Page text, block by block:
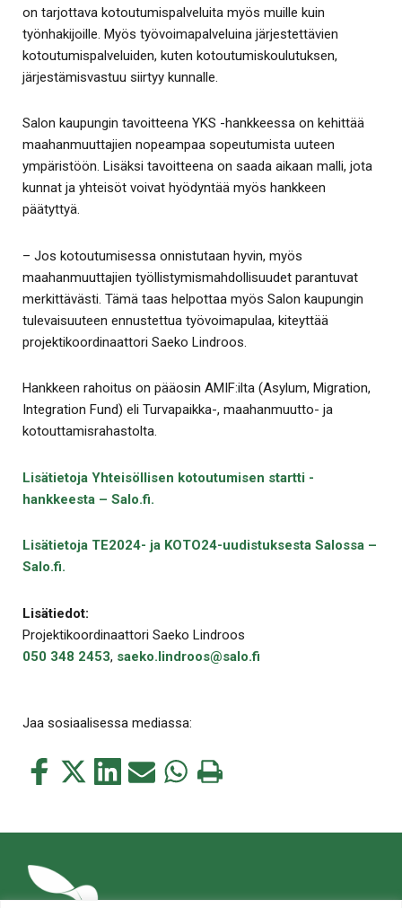
on tarjottava kotoutumispalveluita myös muille kuin
työnhakijoille. Myös työvoimapalveluina järjestettävien
kotoutumispalveluiden, kuten kotoutumiskoulutuksen,
järjestämisvastuu siirtyy kunnalle.
Salon kaupungin tavoitteena YKS -hankkeessa on kehittää
maahanmuuttajien nopeampaa sopeutumista uuteen
ympäristöön. Lisäksi tavoitteena on saada aikaan malli, jota
kunnat ja yhteisöt voivat hyödyntää myös hankkeen
päätyttyä.
– Jos kotoutumisessa onnistutaan hyvin, myös
maahanmuuttajien työllistymismahdollisuudet parantuvat
merkittävästi. Tämä taas helpottaa myös Salon kaupungin
tulevaisuuteen ennustettua työvoimapulaa, kiteyttää
projektikoordinaattori Saeko Lindroos.
Hankkeen rahoitus on pääosin AMIF:ilta (Asylum, Migration,
Integration Fund) eli Turvapaikka-, maahanmuutto- ja
kotouttamisrahastolta.
Lisätietoja Yhteisöllisen kotoutumisen startti -
hankkeesta – Salo.fi.
Lisätietoja TE2024- ja KOTO24-uudistuksesta Salossa –
Salo.fi.
Lisätiedot:
Projektikoordinaattori Saeko Lindroos
050 348 2453, saeko.lindroos@salo.fi
Jaa sosiaalisessa mediassa:
Jaa
Jaa
Jaa Jaa Jaa Tulosta